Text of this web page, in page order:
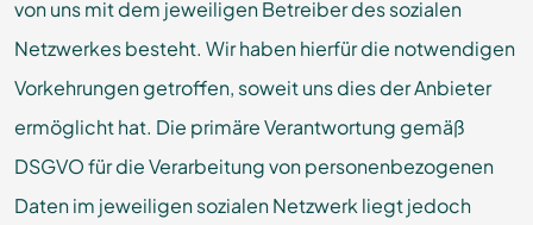
von uns mit dem jeweiligen Betreiber des sozialen
Netzwerkes besteht. Wir haben hierfür die notwendigen
Vorkehrungen getroffen, soweit uns dies der Anbieter
ermöglicht hat. Die primäre Verantwortung gemäß
DSGVO für die Verarbeitung von personenbezogenen
Daten im jeweiligen sozialen Netzwerk liegt jedoch